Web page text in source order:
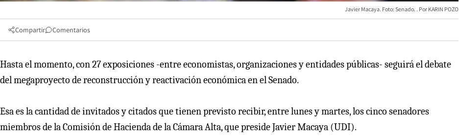
Javier Macaya. Foto: Senado. KARIN POZO
Compartir Comentarios
Hasta el momento, con 27 exposiciones -entre economistas, organizaciones y entidades públicas- seguirá el debate
del megaproyecto de reconstrucción y reactivación económica en el Senado.
Esa es la cantidad de invitados y citados que tienen previsto recibir, entre lunes y martes, los cinco senadores
miembros de la Comisión de Hacienda de la Cámara Alta, que preside Javier Macaya (UDI).